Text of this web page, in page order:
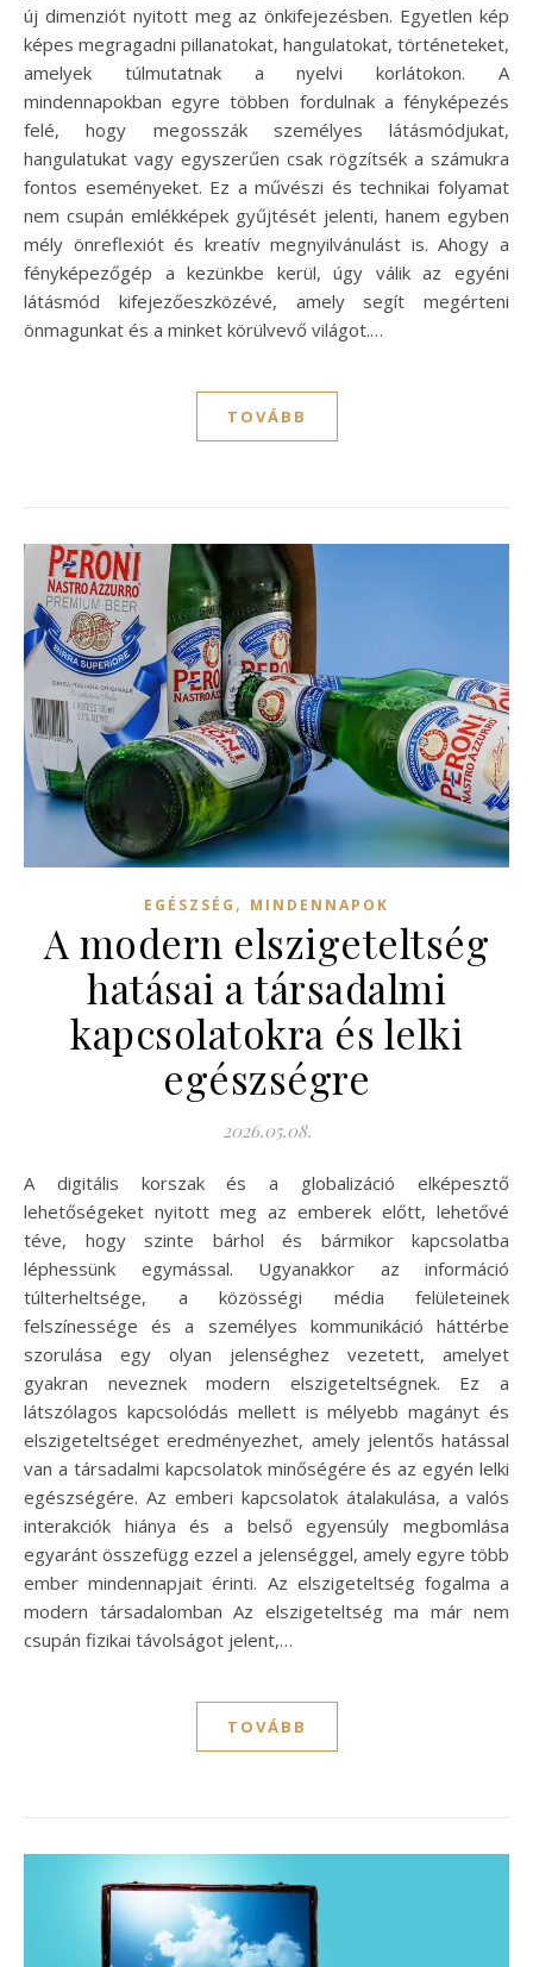
új dimenziót nyitott meg az önkifejezésben. Egyetlen kép
képes megragadni pillanatokat, hangulatokat, történeteket,
amelyek túlmutatnak a nyelvi korlátokon. A
mindennapokban egyre többen fordulnak a fényképezés
felé, hogy megosszák személyes látásmódjukat,
hangulatukat vagy egyszerűen csak rögzítsék a számukra
fontos eseményeket. Ez a művészi és technikai folyamat
nem csupán emlékképek gyűjtését jelenti, hanem egyben
mély önreflexiót és kreatív megnyilvánulást is. Ahogy a
fényképezőgép a kezünkbe kerül, úgy válik az egyéni
látásmód kifejezőeszközévé, amely segít megérteni
önmagunkat és a minket körülvevő világot.…
TOVÁBB
EGÉSZSÉG , MINDENNAPOK
A modern elszigeteltség
hatásai a társadalmi
kapcsolatokra és lelki
egészségre
2026.05.08.
A digitális korszak és a globalizáció elképesztő
lehetőségeket nyitott meg az emberek előtt, lehetővé
téve, hogy szinte bárhol és bármikor kapcsolatba
léphessünk egymással. Ugyanakkor az információ
túlterheltsége, a közösségi média felületeinek
felszínessége és a személyes kommunikáció háttérbe
szorulása egy olyan jelenséghez vezetett, amelyet
gyakran neveznek modern elszigeteltségnek. Ez a
látszólagos kapcsolódás mellett is mélyebb magányt és
elszigeteltséget eredményezhet, amely jelentős hatással
van a társadalmi kapcsolatok minőségére és az egyén lelki
egészségére. Az emberi kapcsolatok átalakulása, a valós
interakciók hiánya és a belső egyensúly megbomlása
egyaránt összefügg ezzel a jelenséggel, amely egyre több
ember mindennapjait érinti. Az elszigeteltség fogalma a
modern társadalomban Az elszigeteltség ma már nem
csupán fizikai távolságot jelent,…
TOVÁBB